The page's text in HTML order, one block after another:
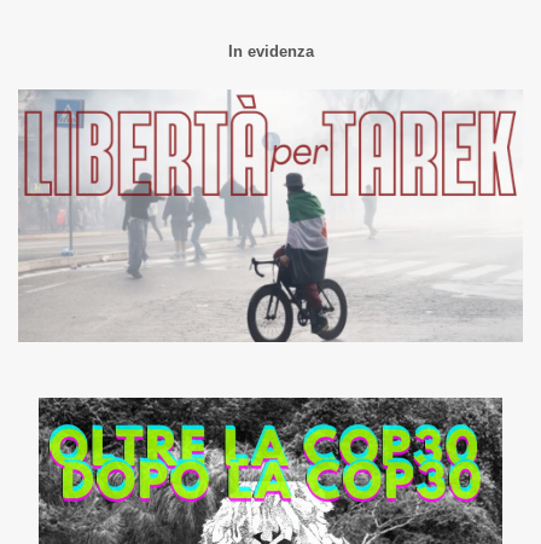
In evidenza